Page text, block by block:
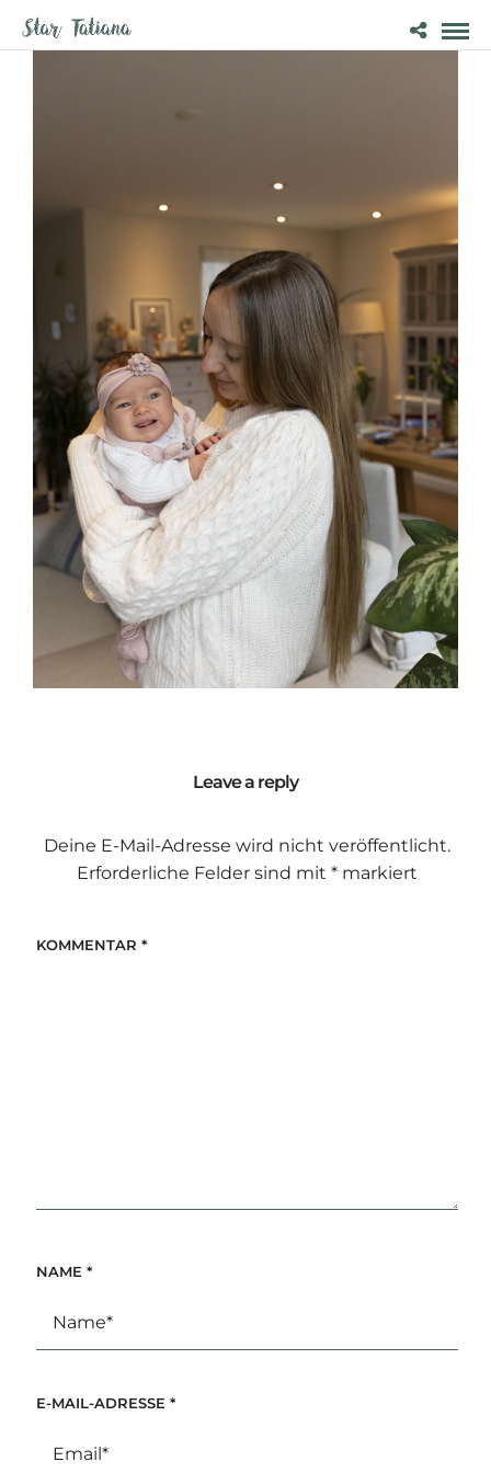
Leave a reply
Deine E-Mail-Adresse wird nicht veröffentlicht.
Erforderliche Felder sind mit *markiert
KOMMENTAR *
NAME *
E-MAIL-ADRESSE *